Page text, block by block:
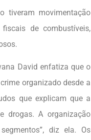
tiveram movimentação
de combustíveis,
David enfatiza que o
organizado desde a
que explicam que a
drogas. A organização
diz ela. Os